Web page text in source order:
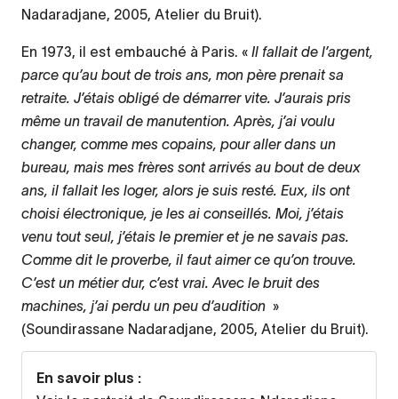
Nadaradjane, 2005, Atelier du Bruit).
En 1973, il est embauché à Paris. « Il fallait de l’argent,
parce qu’au bout de trois ans, mon père prenait sa
retraite. J’étais obligé de démarrer vite. J’aurais pris
même un travail de manutention. Après, j’ai voulu
changer, comme mes copains, pour aller dans un
bureau, mais mes frères sont arrivés au bout de deux
ans, il fallait les loger, alors je suis resté. Eux, ils ont
choisi électronique, je les ai conseillés. Moi, j’étais
venu tout seul, j’étais le premier et je ne savais pas.
Comme dit le proverbe, il faut aimer ce qu’on trouve.
C’est un métier dur, c’est vrai. Avec le bruit des
machines, j’ai perdu un peu d’audition »
(Soundirassane Nadaradjane, 2005, Atelier du Bruit).
En savoir plus :